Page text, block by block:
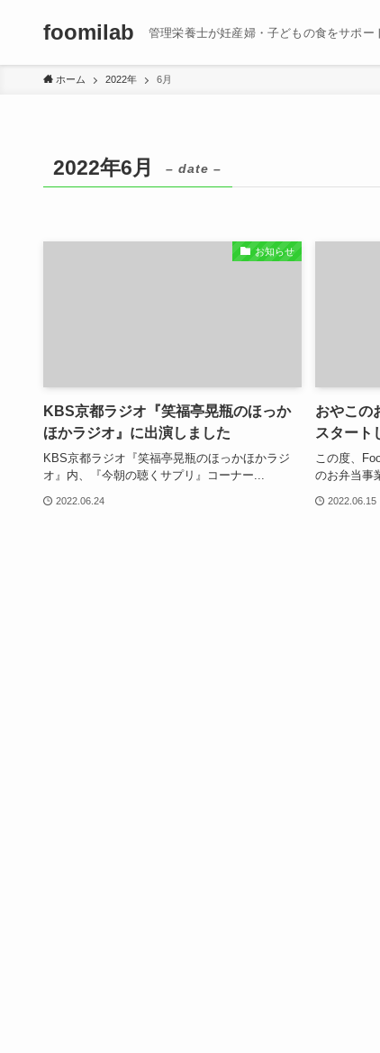
foomilab 管理栄養士が妊産婦・子どもの食をサポー
ホーム 2022年 6月
2022年6月 – date –
お知らせ
KBS京都ラジオ『笑福亭晃瓶のほっか
ほかラジオ』に出演しました
KBS京都ラジオ『笑福亭晃瓶のほっかほかラジ
オ』内、『今朝の聴くサプリ』コーナー...
2022.06.24
おやこの
スタート
この度、
のお弁当事
2022.06.15